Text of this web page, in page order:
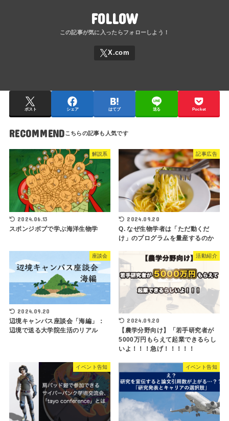
FOLLOW
ポスト シェア はてブ 送る Pocket
RECOMMEND
解説系
2024.06.13
スポンジボブで学ぶ海洋生物学
記事広告
2024.09.20
Q. なぜ生物学者は「ただ動くだ
け」のプログラムを量産するのか
座談会
2024.09.20
辺境キャンパス座談会「海編」：
辺境で送る大学院生活のリアル
活動紹介
2024.09.20
【農学分野向け】「若手研究者が
5000万円もらえて起業できるらし
いよ！！！急げ！！！！！
イベント告知 イベント告知